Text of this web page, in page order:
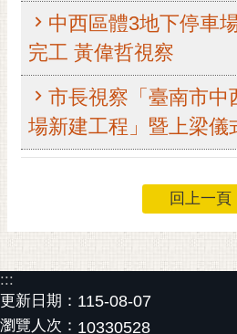
光
桐
花
站
覽
訂
中西區體3地下停車
完工 黃偉哲視察
市長視察「臺南市中
場新建工程」暨上梁儀
回上一頁
:::
更新日期： 115-08-07
瀏覽人次： 10330528